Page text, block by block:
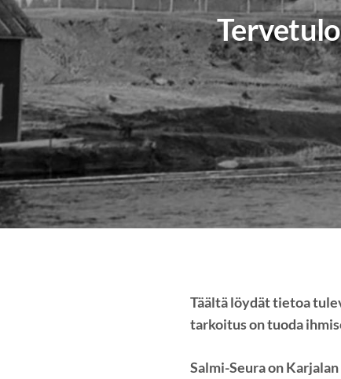
Täältä löydät tietoa
tarkoitus on tuoda
Salmi-Seura on